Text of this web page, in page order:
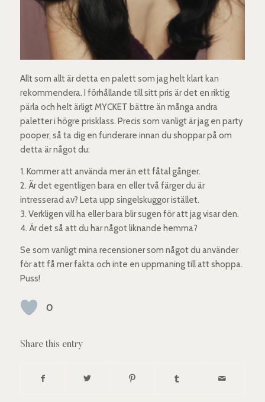
Allt som allt är detta en palett som jag helt klart kan
rekommendera. I förhållande till sitt pris är det en riktig
pärla och helt ärligt MYCKET bättre än många andra
paletter i högre prisklass. Precis som vanligt är jag en party
pooper, så ta dig en funderare innan du shoppar på om
detta är något du:
1. Kommer att använda mer än ett fåtal gånger.
2. Är det egentligen bara en eller två färger du är
intresserad av? Leta upp singelskuggor istället.
3. Verkligen vill ha eller bara blir sugen för att jag visar den.
4. Är det så att du har något liknande hemma?
Se som vanligt mina recensioner som något du använder
för att få mer fakta och inte en uppmaning till att shoppa.
Puss!
0
Share this entry